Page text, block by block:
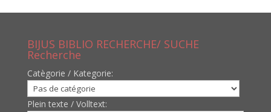
BIJUS BIBLIO RECHERCHE/ SUCHE
Recherche
Catègorie / Kategorie:
Plein texte / Volltext: